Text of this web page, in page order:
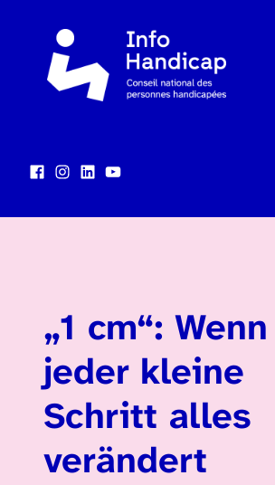
Social Links
Facebook
Instagram
LinkedInYouTube
„1 cm“: Wenn
jeder kleine
Schritt alles
verändert